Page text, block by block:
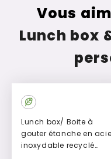
Vous
Lunch box
Lunch box/ Boite à
gouter étanche en
inoxydable recyclé